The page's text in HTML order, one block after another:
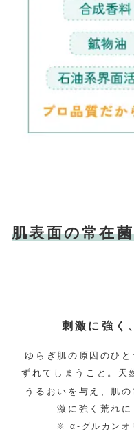
肌表面の常在
刺激に強く
ゆらぎ肌の原因のひ
ずれてしまうこと。天
うるおいを与え、肌
激に強く荒れに
※ α-グルカンオ